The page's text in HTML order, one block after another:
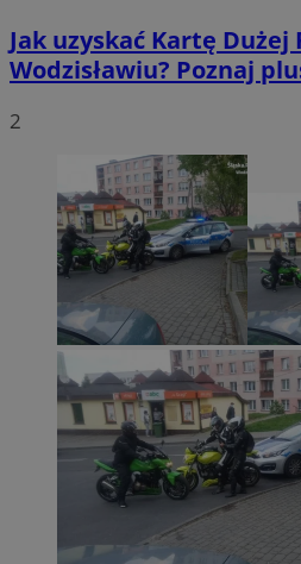
Jak uzyskać Kartę Dużej
Wodzisławiu? Poznaj
2